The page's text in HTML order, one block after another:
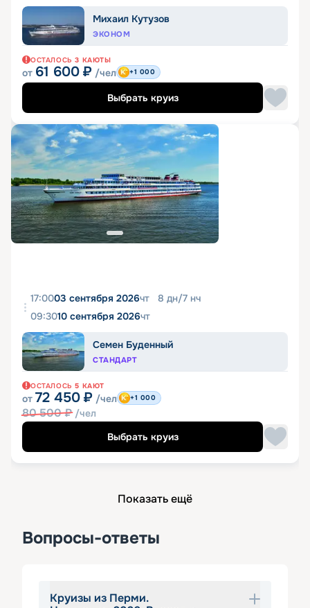
Михаил Кутузов
ЭКОНОМ
ОСТАЛОСЬ 3 КАЮТЫ
от 61 600 ₽ /чел +1 000
Выбрать круиз
17:0003 сентября 2026чт 8 дн/7 нч
09:3010 сентября 2026чт
Семен Буденный
СТАНДАРТ
ОСТАЛОСЬ 5 КАЮТ
от 72 450 ₽ /чел
80 500₽ /чел
+1 000
Выбрать круиз
Показать ещё
Вопросы-ответы
Круизы из Перми.